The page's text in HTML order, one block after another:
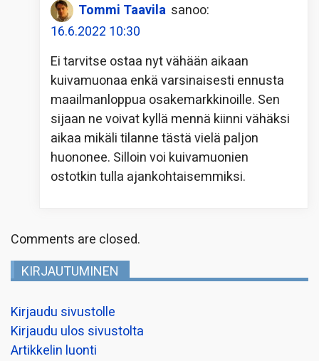
Tommi Taavila sanoo:
16.6.2022 10:30
Ei tarvitse ostaa nyt vähään aikaan
kuivamuonaa enkä varsinaisesti ennusta
maailmanloppua osakemarkkinoille. Sen
sijaan ne voivat kyllä mennä kiinni vähäksi
aikaa mikäli tilanne tästä vielä paljon
huononee. Silloin voi kuivamuonien
ostotkin tulla ajankohtaisemmiksi.
Comments are closed.
KIRJAUTUMINEN
Kirjaudu sivustolle
Kirjaudu ulos sivustolta
Artikkelin luonti